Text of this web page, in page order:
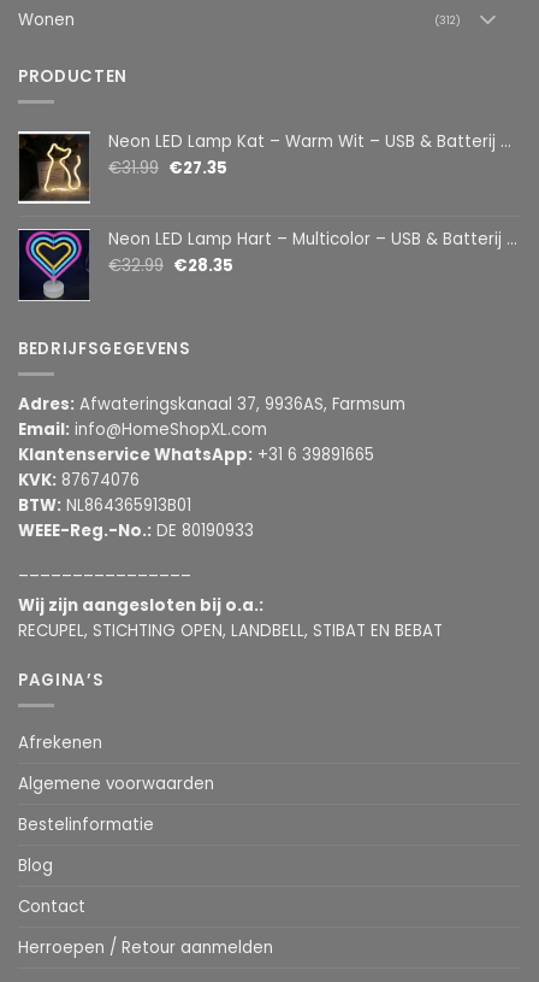
Wonen (312)
PRODUCTEN
Neon LED Lamp Kat – Warm Wit – USB & Batterij – Decoratieve Tafellamp voor Kinderkamer – 28,5 x 24,5 cm
€31.99 €27.35
Neon LED Lamp Hart – Multicolor – USB & Batterij – Hartvormige Sfeerlamp – Kinderkamer & Slaapkamer – 25,2 x 23 cm
€32.99 €28.35
BEDRIJFSGEGEVENS
Adres: Afwateringskanaal 37, 9936AS, Farmsum
Email: info@HomeShopXL.com
Klantenservice WhatsApp: +31 6 39891665
KVK: 87674076
BTW: NL864365913B01
WEEE-Reg.-No.: DE 80190933
Wij zijn aangesloten bij o.a.:
RECUPEL, STICHTING OPEN, LANDBELL, STIBAT EN BEBAT
PAGINA’S
Afrekenen
Algemene voorwaarden
Bestelinformatie
Blog
Contact
Herroepen / Retour aanmelden